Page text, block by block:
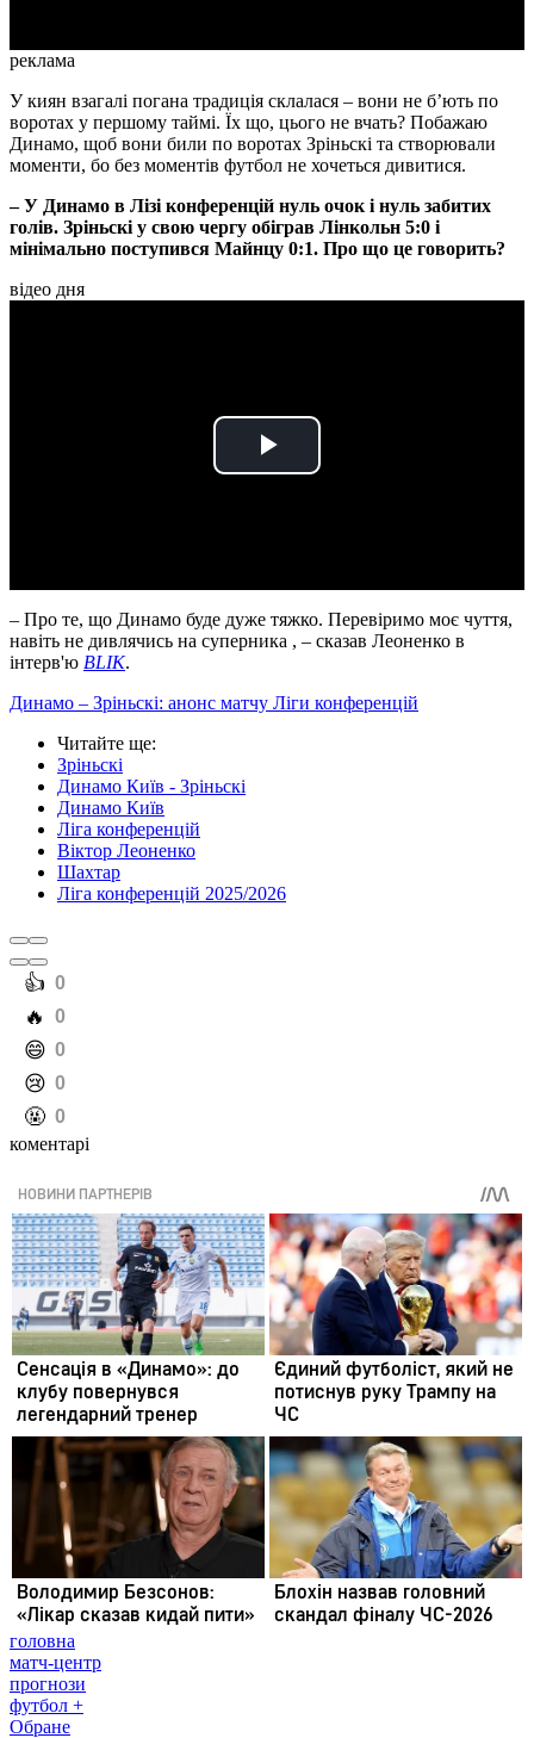
реклама
У киян взагалі погана традиція склалася – вони не б’ють по
воротах у першому таймі. Їх що, цього не вчать? Побажаю
Динамо, щоб вони били по воротах Зріньскі та створювали
моменти, бо без моментів футбол не хочеться дивитися.
– У Динамо в Лізі конференцій нуль очок і нуль забитих
голів. Зріньскі у свою чергу обіграв Лінкольн 5:0 і
мінімально поступився Майнцу 0:1. Про що це говорить?
відео дня
Play
– Про те, що Динамо буде дуже тяжко. Перевіримо моє чуття,
навіть не дивлячись на суперника , – сказав Леоненко в
інтерв'ю BLIK.
Динамо – Зріньскі: анонс матчу Ліги конференцій
Читайте ще:
Зріньскі
Динамо Київ - Зріньскі
Динамо Київ
Ліга конференцій
Віктор Леоненко
Шахтар
Ліга конференцій 2025/2026
️👍 0
️🔥 0
️😄 0
️😢 0
️🤬 0
коментарі
головна
матч-центр
прогнози
футбол +
Обране